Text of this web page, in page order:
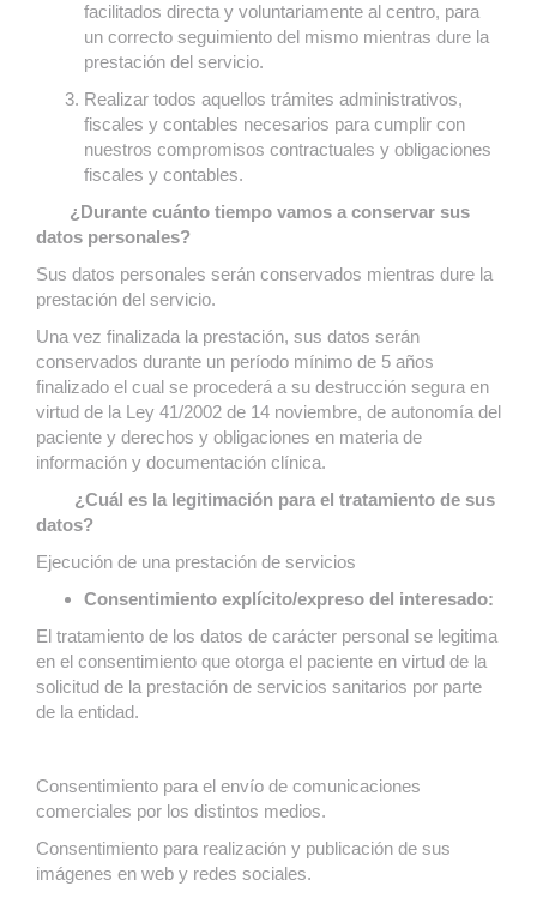
facilitados directa y voluntariamente al centro, para
un correcto seguimiento del mismo mientras dure la
prestación del servicio.
Realizar todos aquellos trámites administrativos,
fiscales y contables necesarios para cumplir con
nuestros compromisos contractuales y obligaciones
fiscales y contables.
¿Durante cuánto tiempo vamos a conservar sus
datos personales?
Sus datos personales serán conservados mientras dure la
prestación del servicio.
Una vez finalizada la prestación, sus datos serán
conservados durante un período mínimo de 5 años
finalizado el cual se procederá a su destrucción segura en
virtud de la Ley 41/2002 de 14 noviembre, de autonomía del
paciente y derechos y obligaciones en materia de
información y documentación clínica.
¿Cuál es la legitimación para el tratamiento de sus
datos?
Ejecución de una prestación de servicios
Consentimiento explícito/expreso del interesado:
El tratamiento de los datos de carácter personal se legitima
en el consentimiento que otorga el paciente en virtud de la
solicitud de la prestación de servicios sanitarios por parte
de la entidad.
Consentimiento para el envío de comunicaciones
comerciales por los distintos medios.
Consentimiento para realización y publicación de sus
imágenes en web y redes sociales.